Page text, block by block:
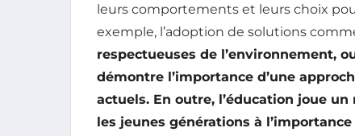
leurs comportements et leurs choix
exemple, l’adoption de solutions
respectueuses de l’environnement,
démontre l’importance d’une
actuels. En outre, l’éducation joue
les jeunes générations à